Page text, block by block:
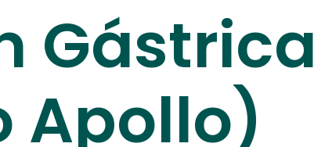
Gástrica
Apollo)